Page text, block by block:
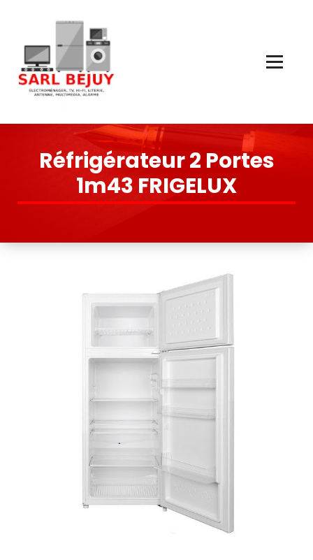
Content
Réfrigérateur 2 Portes
1m43 FRIGELUX